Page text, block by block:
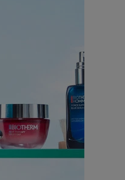
EN LIGNE